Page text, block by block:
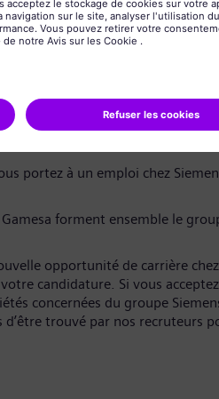
portez à un emploi chez
forment ensemble le
opportunité de carrière
candidature. Si vous
concernées du groupe
trouvé par nos recruteurs